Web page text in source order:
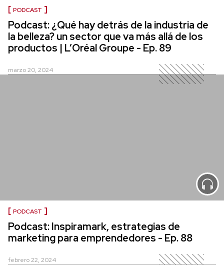
PODCAST
Podcast: ¿Qué hay detrás de la industria de
la belleza? un sector que va más allá de los
productos | L’Oréal Groupe - Ep. 89
marzo 20, 2024
PODCAST
Podcast: Inspiramark, estrategias de
marketing para emprendedores - Ep. 88
febrero 22, 2024